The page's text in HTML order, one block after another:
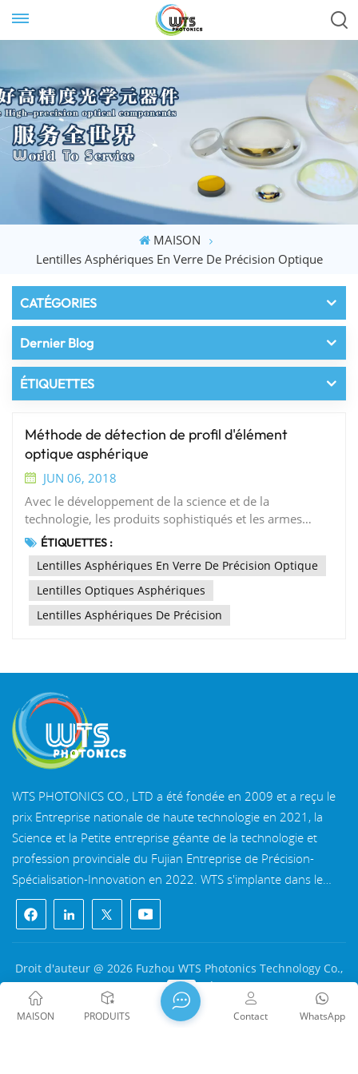
MAISON
Lentilles Asphériques En Verre De Précision Optique
CATÉGORIES
Dernier Blog
ÉTIQUETTES
Méthode de détection de profil d'élément
optique asphérique
JUN 06, 2018
Avec le développement de la science et de la
technologie, les produits sophistiqués et les armes
modernes exigent de plus en plus la qualité des
éléments optiques, les éléments optiques asphériques
en raison de leurs excellentes performances et de leur
application sont de plus en plus largement demandés
de plus en plus urgents, les chercheurs en détection de
forme de surface des composants asphériques sont
asphérique existante, cet article présente le principe de
détection de diverses méthodes et les avantages et
inconvénients de diverses méthodes sont
présentés.Asphérique et la plus proche de la sphère le
long de la direction normale du vecteur de déviation,
dite courbe OP0A pour surface asphérique, courbe
proche du centre de la sphère, courbe OP0A 'est et
presque sphérique concentrique et tangente à la sphère
asphérique, POMO est la plus grande non-sphéricité. La
valeur maximale de non-sphéricité est une base
importante pour le traitement et les tests. Dans le test
des composants asphériques, comment mesurer les
formes de surface asphérique trouvées dans la plus
proche du vecteur de déviation de surface de référence,
puis la valeur de conception comparée à la plus proche
différence sphérique de référence asphérique la plus
proche par rapport au calcul et la plus proche des
surfaces sphériques de référence est le stéradian, à
divers points du rayon de courbure et est une partie
ÉTIQUETTES :
Lentilles Asphériques En Verre De Précision Optique
Lentilles Optiques Asphériques
Lentilles Asphériques De Précision
WTS PHOTONICS CO., LTD a été fondée en 2009 et a reçu le
prix Entreprise nationale de haute technologie en 2021, la
Science et la Petite entreprise géante de la technologie et
profession provinciale du Fujian Entreprise de Précision-
Spécialisation-Innovation en 2022. WTS s'implante dans le
belle ville côtière du sud-est, Fuzhou, une célèbre ville optique
en Chine. WTS dispose de 11 000 mètres carrés de
bâtiments d'usine standardisés, un groupe d'un personnel
technique qualifié et d'un système de traitement optique
complet, système de revêtement, système d'assemblage et
système de contrôle qualité. WTS fournit clients avec des
solutions uniques pour la R&D, la conception et la fabrication
Droit d'auteur @ 2026 Fuzhou WTS Photonics Technology Co.,
Ltd. Tous droits réservés .
RÉSEAU PRIS EN CHARGE
闽ICP备2024080551号 Plan du site Blog
politique de confidentialité
MAISON PRODUITS WhatsApp
Contact